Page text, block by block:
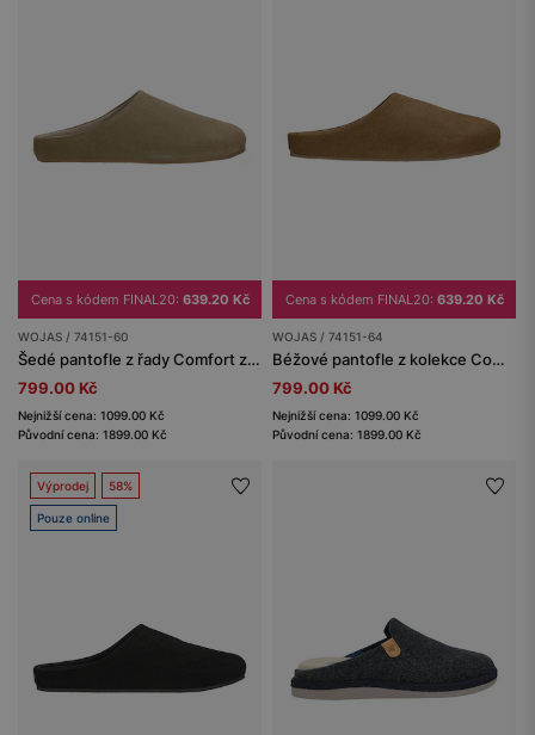
Cena s kódem FINAL20: 639.20 Kč
WOJAS / 74151-60
Šedé pantofle z řady Comfort z velurové štípenky
799.00 Kč
Nejnižší cena: 1099.00 Kč
Původní cena: 1899.00 Kč
Cena s kódem FINAL20: 639.20 Kč
WOJAS / 74151-64
Béžové pantofle z kolekce Comfort z velurové štípané kůže
799.00 Kč
Nejnižší cena: 1099.00 Kč
Původní cena: 1899.00 Kč
Výprodej 58%
Pouze online